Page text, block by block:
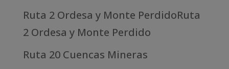
Ruta 2 Ordesa y Monte PerdidoRuta
2 Ordesa y Monte Perdido
Ruta 20 Cuencas Mineras